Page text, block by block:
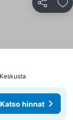
Jaa
Katso hinnat